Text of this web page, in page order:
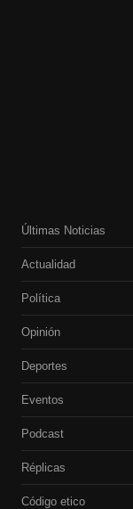
Últimas Noticias
Actualidad
Política
Opinión
Deportes
Eventos
Podcast
Réplicas
Código etico